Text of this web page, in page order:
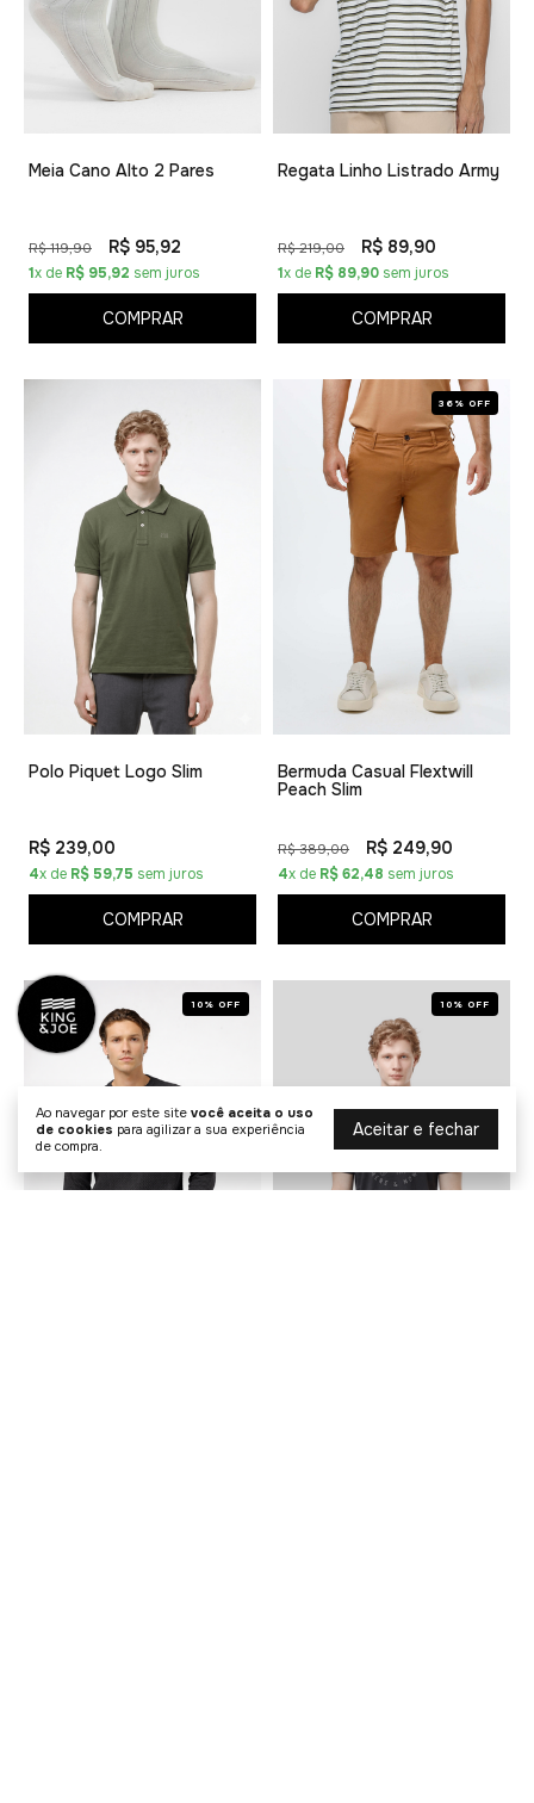
Ao navegar por este site você aceita o uso
de cookies para agilizar a sua experiência
de compra.
Aceitar e fechar
Meia Cano Alto 2 Pares
R$ 119,90 R$ 95,92
1x de R$ 95,92 sem juros
COMPRAR
Regata Linho Listrado Army
R$ 219,00 R$ 89,90
1x de R$ 89,90 sem juros
COMPRAR
Polo Piquet Logo Slim
R$ 239,00
4x de R$ 59,75 sem juros
COMPRAR
36% OFF
Bermuda Casual Flextwill
Peach Slim
R$ 389,00 R$ 249,90
4x de R$ 62,48 sem juros
COMPRAR
10% OFF 10% OFF